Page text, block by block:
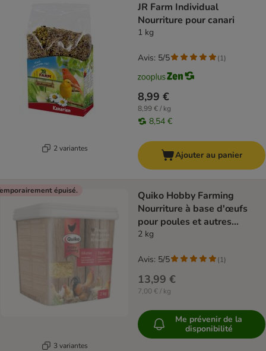
2 variantes
JR Farm Individual
Nourriture pour canari
1 kg
8,99 €
8,99 € / kg
8,54 €
Avis: 5/5 (1)
Ajouter au panier
épuisé.
3 variantes
Quiko Hobby Farming
Nourriture à base d'œufs
pour poules et autres
volailles
2 kg
13,99 €
7,00 € / kg
Avis: 5/5 (1)
Me prévenir de la
disponibilité